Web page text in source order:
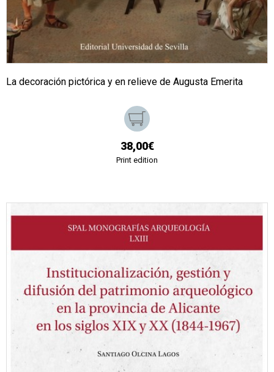
La decoración pictórica y en relieve de Augusta Emerita
38,00€
Print edition